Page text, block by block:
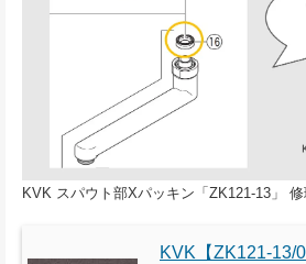
KVK スパウト部Xパッキン「ZK121-13」
KVK【ZK121-13/